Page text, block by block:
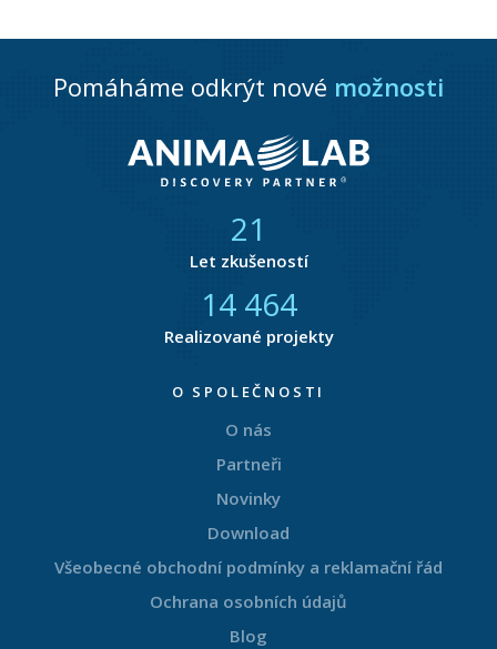
Pomáháme odkrýt nové možnosti
21
Let zkušeností
14 801
Realizované projekty
O SPOLEČNOSTI
O nás
Partneři
Novinky
Download
Všeobecné obchodní podmínky a reklamační řád
Ochrana osobních údajů
Blog